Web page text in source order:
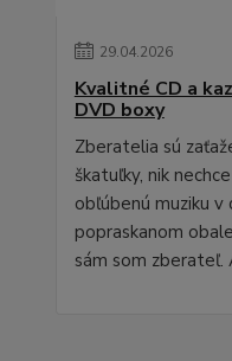
29.04.2026
Kvalitné CD a
DVD boxy
Zberatelia sú
škatuľky, nik
obľúbenú muziku v
popraskanom
sám som zberateľ.